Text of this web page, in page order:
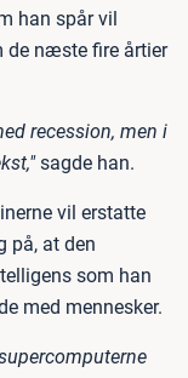
han spår vil
de næste fire årtier
recession, men i
sagde han.
vil erstatte
på, at den
som han
med mennesker.